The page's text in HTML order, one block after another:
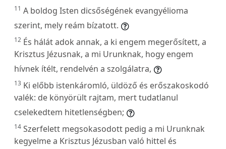
11 A boldog Isten dicsőségének evangyélioma
szerint, mely reám bízatott.
12 És hálát adok annak, a ki engem megerősített, a
Krisztus Jézusnak, a mi Urunknak, hogy engem
hívnek ítélt, rendelvén a szolgálatra,
13 Ki előbb istenkáromló, üldöző és erőszakoskodó
valék: de könyörült rajtam, mert tudatlanul
cselekedtem hitetlenségben;
14 Szerfelett megsokasodott pedig a mi Urunknak
kegyelme a Krisztus Jézusban való hittel és